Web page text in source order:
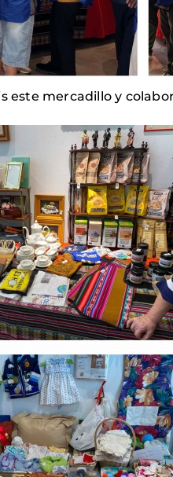
este mercadillo y